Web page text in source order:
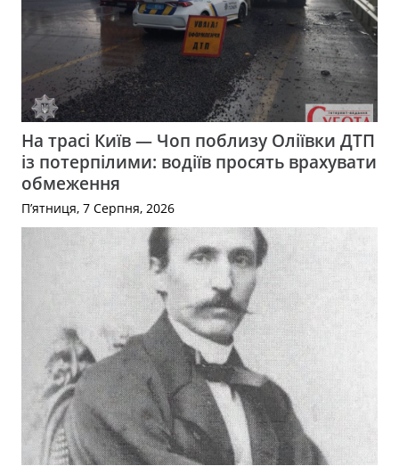
На трасі Київ — Чоп поблизу Оліївки ДТП
із потерпілими: водіїв просять врахувати
обмеження
П’ятниця, 7 Серпня, 2026